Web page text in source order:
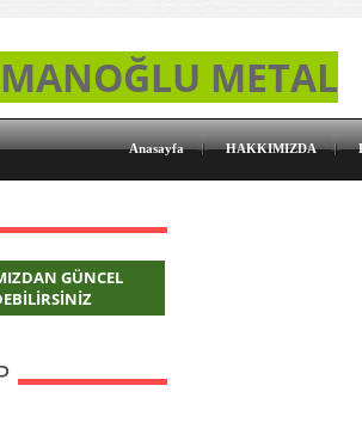
METAL
Anasayfa HAKKIMIZDA
GÜNCEL